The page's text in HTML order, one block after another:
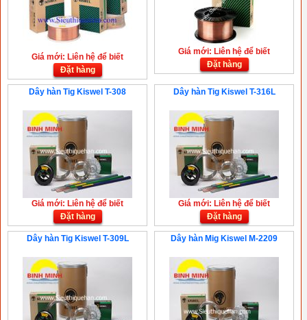
Giá mới: Liên hệ để biết
Đặt hàng
Giá mới: Liên hệ để biết
Đặt hàng
Dây hàn Tig Kiswel T-308
Giá mới: Liên hệ để biết
Đặt hàng
Dây hàn Tig Kiswel T-316L
Giá mới: Liên hệ để biết
Đặt hàng
Dây hàn Tig Kiswel T-309L Dây hàn Mig Kiswel M-2209